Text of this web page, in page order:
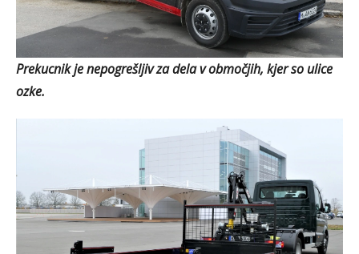
Prekucnik je nepogrešljiv za dela v območjih, kjer so ulice
ozke.